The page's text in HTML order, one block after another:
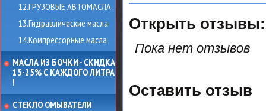
12.ГРУЗОВЫЕ АВТОМАСЛА
13.Гидравлические масла
14.Компрессорные масла
МАСЛА ИЗ БОЧКИ - СКИДКА
15-25% С КАЖДОГО ЛИТРА
!
СТЕКЛО ОМЫВАТЕЛИ
Открыть
Пока нет отзывов
Оставить отзыв